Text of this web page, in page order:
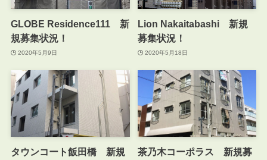
GLOBE Residence111 新
規募集状況！
2020年5月9日
Lion Nakaitabashi 新規
募集状況！
2020年5月18日
タウンコート飯田橋 新規
茶乃木コーポラス 新規募